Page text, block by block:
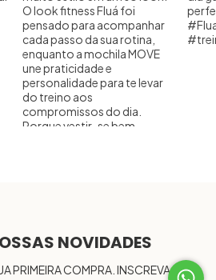
NOVIDADES
PRIMEIRA COMPRA. INSCREVA-SE